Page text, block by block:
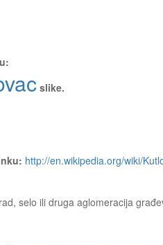
slike.
http://en.wikipedia.org/wiki/
selo ili druga aglomeracija